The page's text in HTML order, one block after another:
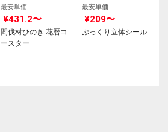
最安単価
¥431.2〜
間伐材ひのき 花暦コ
ースター
最安単価
¥209〜
ぷっくり立体シール